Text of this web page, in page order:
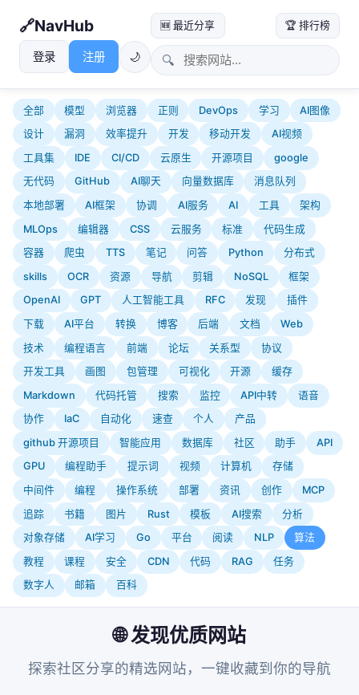
NavHub 🆕 最近分享 🏆 排行榜
🔍
登录 注册 🌙
全部 模型 浏览器 正则 DevOps 学习
AI图像
设计
漏洞 效率提升 开发 移动开发
AI视频
工具集
IDE CI/CD 云原生 开源项目
google
无代码
GitHub AI聊天 向量数据库
消息队列
本地部署
AI框架 协调 AI服务 AI 工具
架构
MLOps
编辑器 CSS 云服务 标准
代码生成
容器
爬虫 TTS 笔记 问答 Python
分布式
skills
OCR 资源 导航 剪辑 NoSQL
框架
OpenAI
GPT 人工智能工具 RFC 发现
插件
下载
AI平台 转换 博客 后端 文档
Web
技术
编程语言 前端 论坛 关系型
协议
开发工具
画图 包管理 可视化 开源
缓存
Markdown
代码托管 搜索 监控 API中转
语音
协作
IaC 自动化 速查 个人
产品
github 开源项目
智能应用 数据库 社区 助手
API
GPU
编程助手 提示词 视频 计算机
存储
中间件
编程 操作系统 部署 资讯 创作
MCP
追踪
书籍 图片 Rust 模板 AI搜索
分析
对象存储
AI学习 Go 平台 阅读 NLP
算法
教程
课程 安全 CDN 代码 RAG
任务
数字人
邮箱 百科
🌐 发现优质网站
探索社区分享的精选网站，一键收藏到你的导航